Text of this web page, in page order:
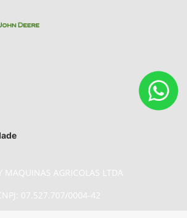
MAQUINAS AGRICOLAS LTDA
07.527.707/0004-42